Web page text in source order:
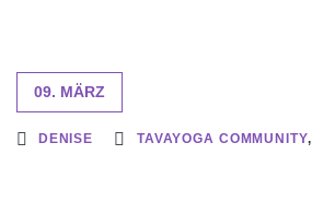
09. MÄRZ
DENISE TAVAYOGA COMMUNITY,